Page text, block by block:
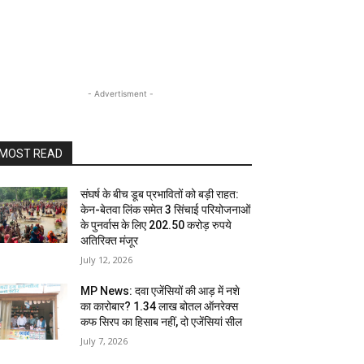
- Advertisment -
READ
संघर्ष के बीच डूब प्रभावितों को बड़ी राहत:
केन-बेतवा लिंक समेत 3 सिंचाई परियोजनाओं
के पुनर्वास के लिए 202.50 करोड़ रुपये
अतिरिक्त मंजूर
July 12, 2026
MP News: दवा एजेंसियों की आड़ में नशे
का कारोबार? 1.34 लाख बोतल ऑनरेक्स
कफ सिरप का हिसाब नहीं, दो एजेंसियां सील
July 7, 2026